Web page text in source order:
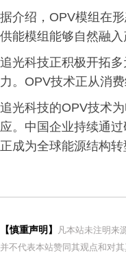
据介绍，OPV模组在
供能模组能够自然融
追光科技正积极开拓
力。OPV技术正从消
追光科技的OPV技术
应。中国企业持续通
正成为全球能源结构
【慎重声明】
凡本站未注明来
并不代表本站赞同其观点和对